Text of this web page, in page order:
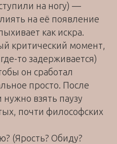
на ногу) —
на её появление
как искра.
критический момент,
то задерживается)
он сработал
просто. После
взять паузу
почти философских
(Ярость? Обиду?